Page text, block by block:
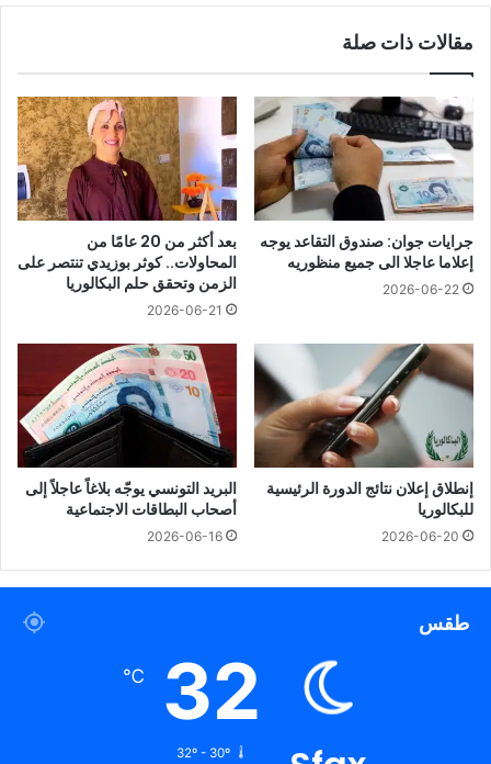
مقالات ذات صلة
جرايات جوان: صندوق التقاعد يوجه
إعلاما عاجلا الى جميع منظوريه
2026-06-22
بعد أكثر من 20 عامًا من
المحاولات.. كوثر بوزيدي تنتصر على
الزمن وتحقق حلم البكالوريا
2026-06-21
إنطلاق إعلان نتائج الدورة الرئيسية
للبكالوريا
2026-06-20
البريد التونسي يوجّه بلاغاً عاجلاً إلى
أصحاب البطاقات الاجتماعية
2026-06-16
طقس
32
℃
32º - 30º